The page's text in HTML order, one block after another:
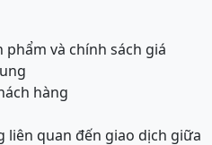
và chính sách giá
hàng
quan đến giao dịch giữa